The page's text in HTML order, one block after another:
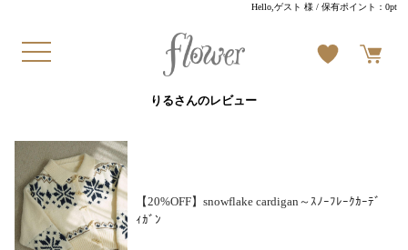
Hello,ゲスト 様 / 保有ポイント：0pt
りるさんのレビュー
【20%OFF】snowflake cardigan～ｽﾉｰﾌﾚｰｸｶｰﾃﾞ
ｨｶﾞﾝ